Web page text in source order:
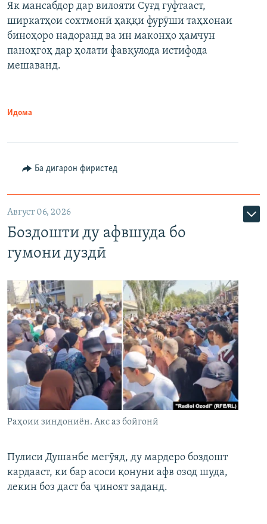
Як мансабдор дар вилояти Суғд гуфтааст,
ширкатҳои сохтмонӣ ҳаққи фурӯши таҳхонаи
биноҳоро надоранд ва ин маконҳо ҳамчун
паноҳгоҳ дар ҳолати фавқулода истифода
мешаванд.
Идома
Ба дигарон фиристед
Август 06, 2026
Боздошти ду афвшуда бо
гумони дуздӣ
Раҳоии зиндониён. Акс аз бойгонӣ
Пулиси Душанбе мегӯяд, ду мардеро боздошт
кардааст, ки бар асоси қонуни афв озод шуда,
лекин боз даст ба ҷиноят заданд.